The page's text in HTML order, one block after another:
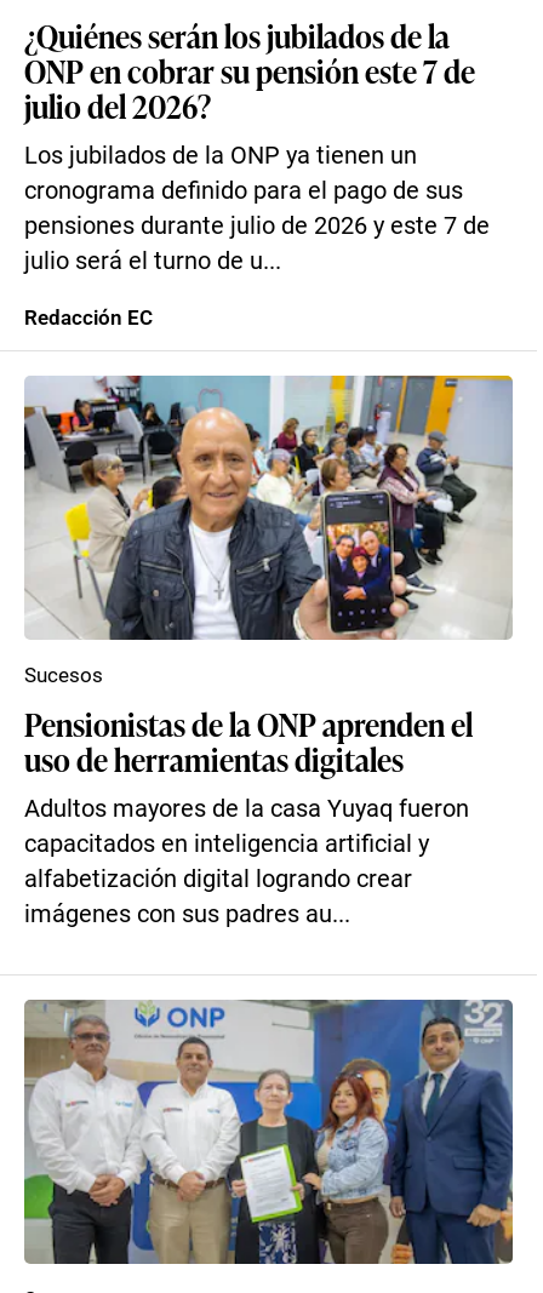
¿Quiénes serán los jubilados de la
ONP en cobrar su pensión este 7 de
julio del 2026?
Los jubilados de la ONP ya tienen un
cronograma definido para el pago de sus
pensiones durante julio de 2026 y este 7 de
julio será el turno de u...
Redacción EC
Pensionistas de la ONP aprenden el
uso de herramientas digitales
Adultos mayores de la casa Yuyaq fueron
capacitados en inteligencia artificial y
alfabetización digital logrando crear
imágenes con sus padres au...
Sucesos